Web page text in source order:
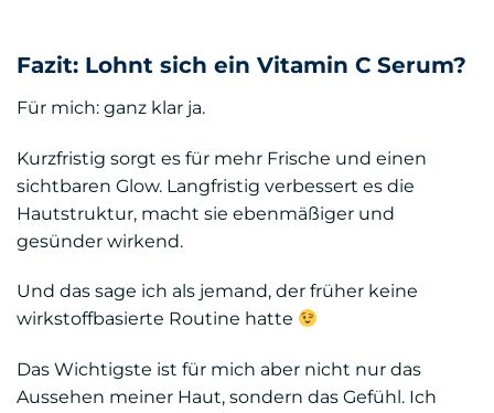
Fazit: Lohnt sich ein Vitamin C Serum?
Für mich: ganz klar ja.
Kurzfristig sorgt es für mehr Frische und einen
sichtbaren Glow. Langfristig verbessert es die
Hautstruktur, macht sie ebenmäßiger und
gesünder wirkend.
Und das sage ich als jemand, der früher keine
wirkstoffbasierte Routine hatte
Das Wichtigste ist für mich aber nicht nur das
Aussehen meiner Haut, sondern das Gefühl. Ich